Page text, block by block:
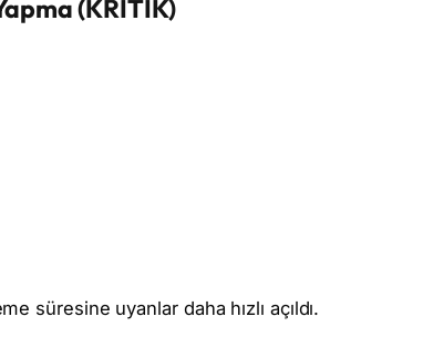
(KRİTİK)
süresine uyanlar daha hızlı açıldı.